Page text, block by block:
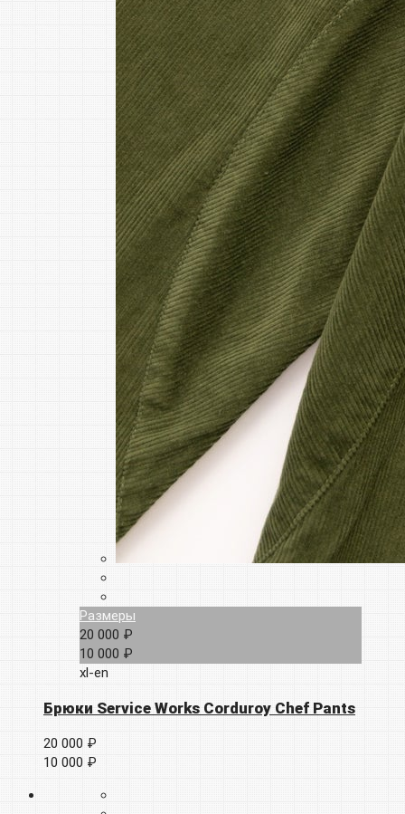
Размеры
20 000 ₽
10 000 ₽
xl-en
Брюки Service Works Corduroy Chef Pants
20 000 ₽
10 000 ₽